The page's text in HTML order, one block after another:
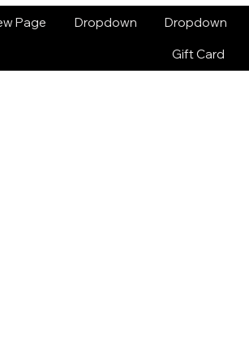
Page Dropdown Dropdown
Gift Card